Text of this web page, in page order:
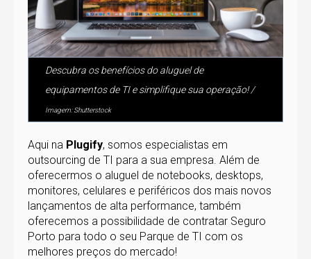
Descubra os benefícios do aluguel de
equipamentos de TI e simplifique sua operação! /
Imagem: Shutterstock
Aqui na Plugify, somos especialistas em
outsourcing de TI para a sua empresa. Além de
oferecermos o aluguel de notebooks, desktops,
monitores, celulares e periféricos dos mais novos
lançamentos de alta performance, também
oferecemos a possibilidade de contratar Seguro
Porto para todo o seu Parque de TI com os
melhores preços do mercado!